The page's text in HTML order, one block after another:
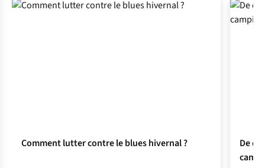
Comment lutter contre le blues hivernal ?
De